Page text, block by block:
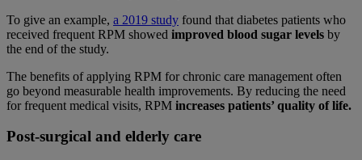
To give an example, a 2019 study found that diabetes patients who
received frequent RPM showed improved blood sugar levels by
the end of the study.
The benefits of applying RPM for chronic care management often
go beyond measurable health improvements. By reducing the need
for frequent medical visits, RPM increases patients’ quality of life.
Post-surgical and elderly care